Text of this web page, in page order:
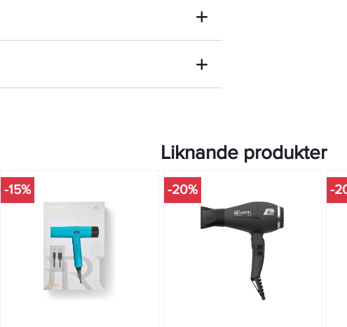
och det ergonomiska handtaget ger inte
ett estetiskt tilltalande utseende.
minskar frissighet och ger ditt hår en slät
som är byggd för att hålla över tid, vilket gör
Liknande produkter
-15% -20% -